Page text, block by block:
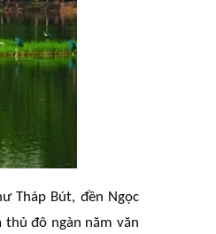
Tháp Bút, đền Ngọc
đô ngàn năm văn